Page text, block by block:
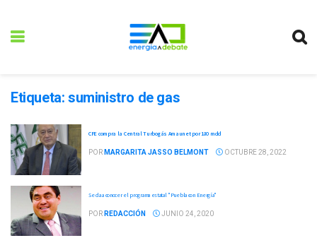
Etiqueta: suministro de gas
CFE compra la Central Turbogás Amaunet por 180 mdd
POR MARGARITA JASSO BELMONT OCTUBRE 28, 2022
Se da a conocer el programa estatal "Puebla con Energía"
POR REDACCIÓN JUNIO 24, 2020